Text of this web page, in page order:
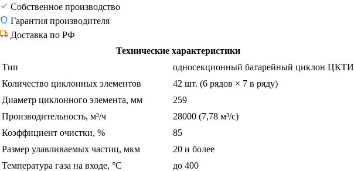
Собственное производство
Гарантия производителя
Доставка по РФ
Технические характеристики
Тип
односекционный батарейный циклон ЦКТИ
Количество циклонных элементов
42 шт. (6 рядов × 7 в ряду)
Диаметр циклонного элемента, мм
259
Производительность, м³/ч
28000 (7,78 м³/с)
Коэффициент очистки, %
85
Размер улавливаемых частиц, мкм
20 и более
Температура газа на входе, °С
до 400